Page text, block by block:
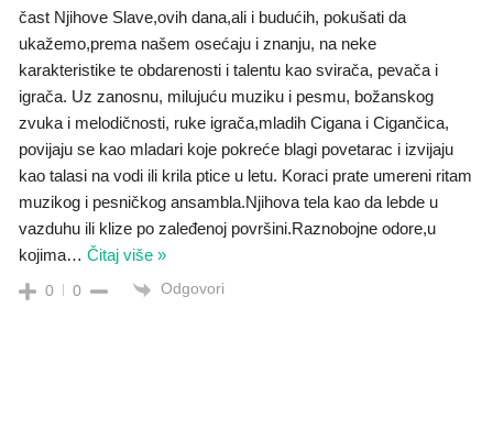
čast Njihove Slave,ovih dana,ali i budućih, pokušati da
ukažemo,prema našem osećaju i znanju, na neke
karakteristike te obdarenosti i talentu kao svirača, pevača i
igrača. Uz zanosnu, milujuću muziku i pesmu, božanskog
zvuka i melodičnosti, ruke igrača,mladih Cigana i Cigančica,
povijaju se kao mladari koje pokreće blagi povetarac i izvijaju
kao talasi na vodi ili krila ptice u letu. Koraci prate umereni ritam
muzikog i pesničkog ansambla.Njihova tela kao da lebde u
vazduhu ili klize po zaleđenoj površini.Raznobojne odore,u
kojima… Čitaj više »
0 0 Odgovori